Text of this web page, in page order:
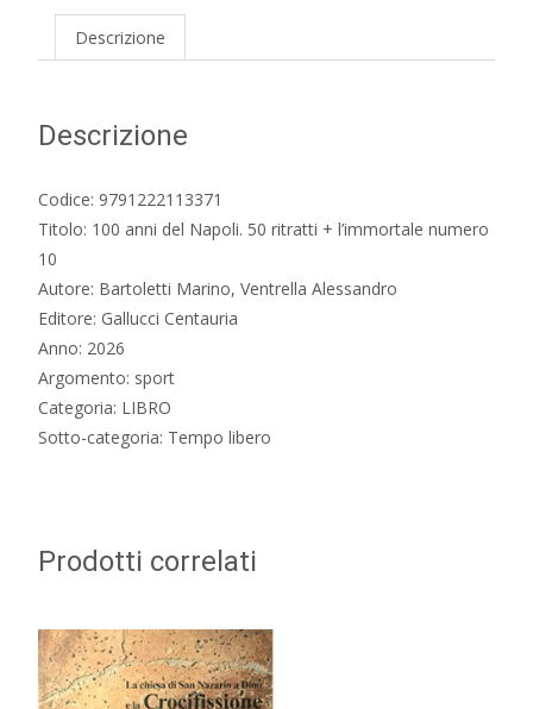
l'immortale
numero
quantità
Descrizione
Descrizione
Codice: 9791222113371
Titolo: 100 anni del Napoli. 50 ritratti + l’immortale numero
10
Autore: Bartoletti Marino, Ventrella Alessandro
Editore: Gallucci Centauria
Anno: 2026
Argomento: sport
Categoria: LIBRO
Sotto-categoria: Tempo libero
Prodotti correlati